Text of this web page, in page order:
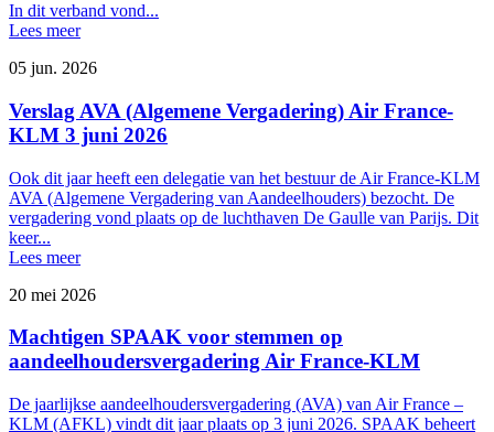
In dit verband vond...
Lees meer
05 jun. 2026
Verslag AVA (Algemene Vergadering) Air France-
KLM 3 juni 2026
Ook dit jaar heeft een delegatie van het bestuur de Air France-KLM
AVA (Algemene Vergadering van Aandeelhouders) bezocht. De
vergadering vond plaats op de luchthaven De Gaulle van Parijs. Dit
keer...
Lees meer
20 mei 2026
Machtigen SPAAK voor stemmen op
aandeelhoudersvergadering Air France-KLM
De jaarlijkse aandeelhoudersvergadering (AVA) van Air France –
KLM (AFKL) vindt dit jaar plaats op 3 juni 2026. SPAAK beheert